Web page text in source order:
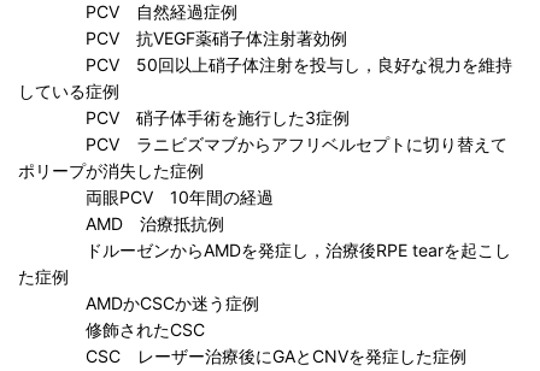
PCV 自然経過症例
PCV 抗VEGF薬硝子体注射著効例
PCV 50回以上硝子体注射を投与し，良好な視力を維持
している症例
PCV 硝子体手術を施行した3症例
PCV ラニビズマブからアフリベルセプトに切り替えて
ポリープが消失した症例
両眼PCV 10年間の経過
AMD 治療抵抗例
ドルーゼンからAMDを発症し，治療後RPE tearを起こし
た症例
AMDかCSCか迷う症例
修飾されたCSC
CSC レーザー治療後にGAとCNVを発症した症例